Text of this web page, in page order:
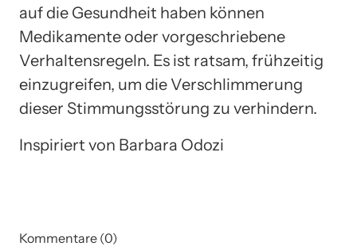
auf die Gesundheit haben können
Medikamente oder vorgeschriebene
Verhaltensregeln. Es ist ratsam, frühzeitig
einzugreifen, um die Verschlimmerung
dieser Stimmungsstörung zu verhindern.
Inspiriert von Barbara Odozi
Kommentare (0)